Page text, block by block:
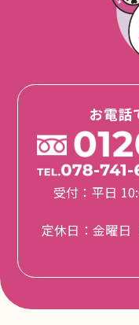
最近の車は
です。身近
機会は無
者も約８
送迎バス
A. 入校後、送
ご利用いた
※入校前の
す（事前予
Q. 最終の教
最終教習
Q.
１５歳で
１６才にな
※ただし、
なってから
年齢的な
A. 大型二輪免
てから、中
す。新たな
もいいと思
いつ頃が
A. ４～１０月
い。
お電話
受付：平日
定休日：金曜日